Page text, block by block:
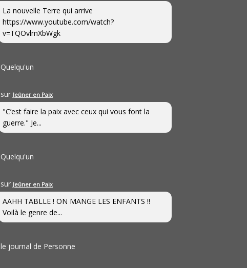
La nouvelle Terre qui arrive
https://www.youtube.com/watch?
v=TQOvlmXbWgk
Quelqu'un
sur Jeûner en Paix
"C’est faire la paix avec ceux qui vous font la
guerre." Je...
Quelqu'un
sur Jeûner en Paix
AAHH TABLLE ! ON MANGE LES ENFANTS !!
Voilà le genre de...
le journal de Personne